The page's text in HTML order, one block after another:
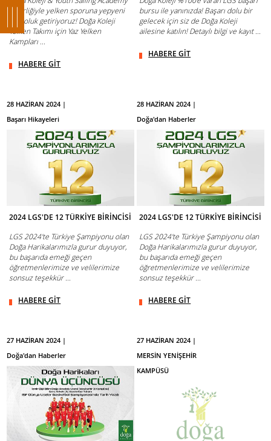
iş birliğiyle yelken sporuna yepyeni
bir soluk getiriyoruz! Doğa Koleji
Yelken Takımı için Yaz Yelken
Kampları ...
HABERE GİT
bursu ile yanınızda! Başarı dolu bir
gelecek için siz de Doğa Koleji
ailesine katılın! Detaylı bilgi ve kayıt ...
HABERE GİT
28 HAZİRAN 2024 |
Başarı Hikayeleri
2024 LGS'DE 12 TÜRKİYE BİRİNCİSİ
LGS 2024'te Türkiye Şampiyonu olan
Doğa Harikalarımızla gurur duyuyor,
bu başarıda emeği geçen
öğretmenlerimize ve velilerimize
sonsuz teşekkür ...
HABERE GİT
28 HAZİRAN 2024 |
Doğa'dan Haberler
2024 LGS'DE 12 TÜRKİYE BİRİNCİSİ
LGS 2024'te Türkiye Şampiyonu olan
Doğa Harikalarımızla gurur duyuyor,
bu başarıda emeği geçen
öğretmenlerimize ve velilerimize
sonsuz teşekkür ...
HABERE GİT
27 HAZİRAN 2024 |
Doğa'dan Haberler
27 HAZİRAN 2024 |
MERSİN YENİŞEHİR
KAMPÜSÜ